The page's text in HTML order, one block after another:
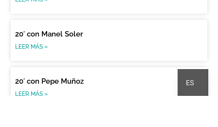
20′ con Manel Soler
LEER MÁS »
20′ con Pepe Muñoz
LEER MÁS »
ES